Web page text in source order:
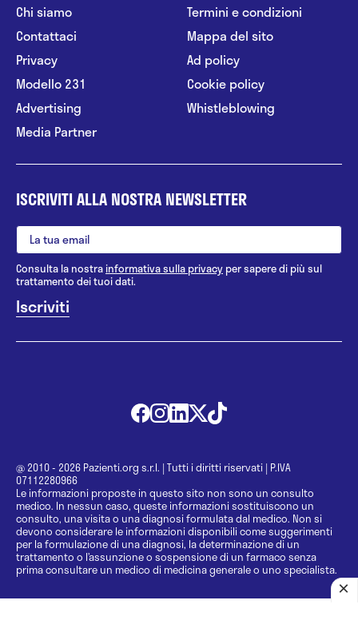
Chi siamo
Contattaci
Privacy
Modello 231
Advertising
Media Partner
Termini e condizioni
Mappa del sito
Ad policy
Cookie policy
Whistleblowing
ISCRIVITI ALLA NOSTRA NEWSLETTER
Consulta la nostrainformativa sulla privacy per sapere di più sul
trattamento dei tuoi dati.
@ 2010 - 2026 Pazienti.org s.r.l. | Tutti i diritti riservati | P.IVA
07112280966
Le informazioni proposte in questo sito non sono un consulto
medico. In nessun caso, queste informazioni sostituiscono un
consulto, una visita o una diagnosi formulata dal medico. Non si
devono considerare le informazioni disponibili come suggerimenti
per la formulazione di una diagnosi, la determinazione di un
trattamento o l’assunzione o sospensione di un farmaco senza
prima consultare un medico di medicina generale o uno specialista.